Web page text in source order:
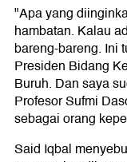
"Apa yang
hambatan. Kalau
bareng-bareng. Ini
Presiden Bidang
Buruh. Dan saya
Profesor Sufmi
sebagai orang
Said Iqbal